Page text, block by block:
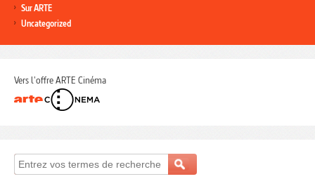
Sur ARTE
Uncategorized
Vers l'offre ARTE Cinéma